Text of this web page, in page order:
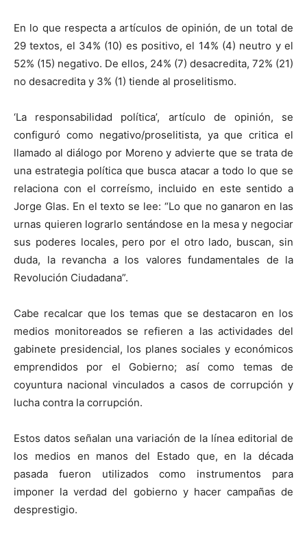
En lo que respecta a artículos de opinión, de un total de
29 textos, el 34% (10) es positivo, el 14% (4) neutro y el
52% (15) negativo. De ellos, 24% (7) desacredita, 72% (21)
no desacredita y 3% (1) tiende al proselitismo.
‘La responsabilidad política’, artículo de opinión, se
configuró como negativo/proselitista, ya que critica el
llamado al diálogo por Moreno y advierte que se trata de
una estrategia política que busca atacar a todo lo que se
relaciona con el correísmo, incluido en este sentido a
Jorge Glas. En el texto se lee: “Lo que no ganaron en las
urnas quieren lograrlo sentándose en la mesa y negociar
sus poderes locales, pero por el otro lado, buscan, sin
duda, la revancha a los valores fundamentales de la
Revolución Ciudadana”.
Cabe recalcar que los temas que se destacaron en los
medios monitoreados se refieren a las actividades del
gabinete presidencial, los planes sociales y económicos
emprendidos por el Gobierno; así como temas de
coyuntura nacional vinculados a casos de corrupción y
lucha contra la corrupción.
Estos datos señalan una variación de la línea editorial de
los medios en manos del Estado que, en la década
pasada fueron utilizados como instrumentos para
imponer la verdad del gobierno y hacer campañas de
desprestigio.